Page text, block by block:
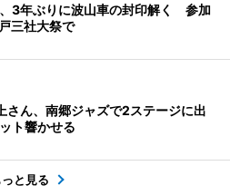
3年ぶりに波山車の封印解く 参加
三社大祭で
さん、南郷ジャズで2ステージに出
ト響かせる
っと見る